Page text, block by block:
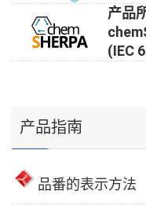
产品
(IEC
产品指南
品番的表示方法